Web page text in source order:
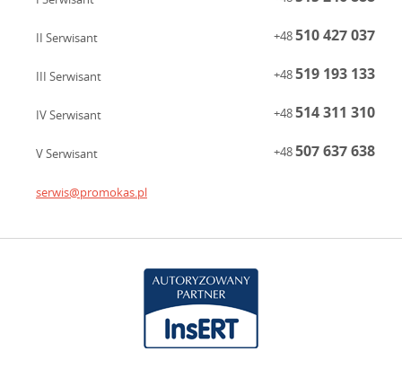
II Serwisant +48510 427 037
III Serwisant +48519 193 133
IV Serwisant +48514 311 310
V Serwisant +48507 637 638
serwis@promokas.pl